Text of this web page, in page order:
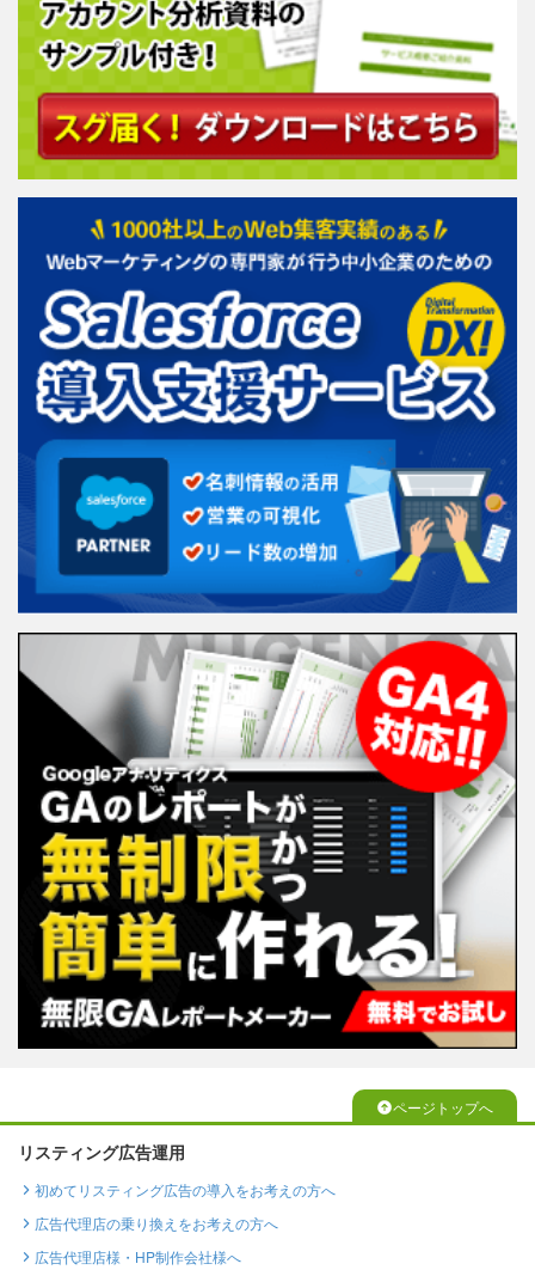
ページトップへ
リスティング広告運用
初めてリスティング広告の導入をお考えの方へ
広告代理店の乗り換えをお考えの方へ
広告代理店様・HP制作会社様へ